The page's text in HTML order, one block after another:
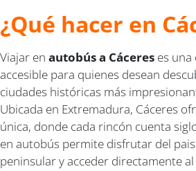
¿Qué hacer en
Viajar en autobús a Cáceres es
accesible para quienes desean
ciudades históricas más
Ubicada en Extremadura, Cáceres
única, donde cada rincón cuenta
en autobús permite disfrutar del
peninsular y acceder directamente